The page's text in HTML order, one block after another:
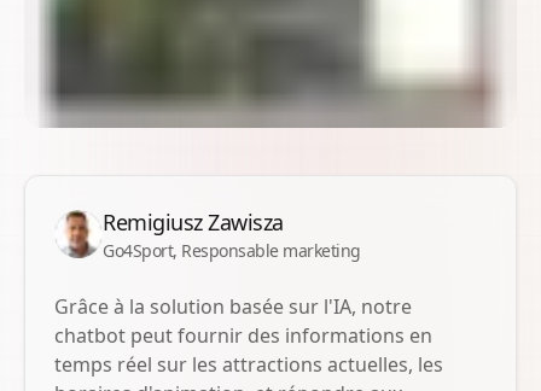
Remigiusz Zawisza
Go4Sport, Responsable marketing
Grâce à la solution basée sur l'IA, notre
chatbot peut fournir des informations en
temps réel sur les attractions actuelles, les